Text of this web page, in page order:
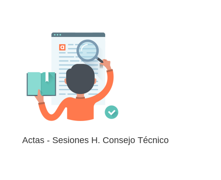
Actas - Sesiones H. Consejo Técnico